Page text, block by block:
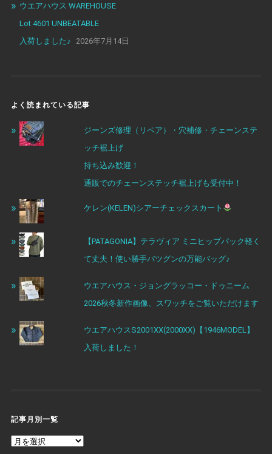
ウエアハウス WAREHOUSE
Lot 4601 UNBEATABLE
入荷しました♪
2026年7月14日
よく読まれている記事
ジーンズ修理（リペア）・穴補修・チェーンステ
ッチ裾上げ
持ち込み歓迎！
通販でのチェーンステッチ裾上げも受付中！
ケレン(KELEN)シアーチェックスカート
【PATAGONIA】テラヴィア ミニヒップパック軽く
て丈夫！使い勝手バツグンの万能バッグ♪
ウエアハウス・ジョングラッコー・ドゥニーム
2026秋冬新作画像、スワッチをご覧いただけます
ウエアハウスS2001XX(2000XX)【1946MODEL】
入荷しました！
記事月別一覧